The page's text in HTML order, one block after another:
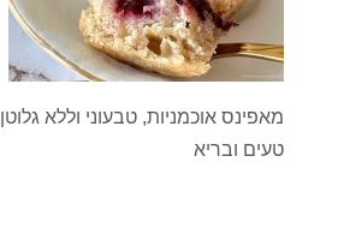
מאפינס אוכמניות, טבעוני וללא
טעים ובריא